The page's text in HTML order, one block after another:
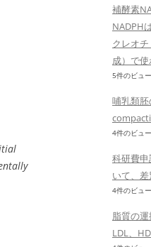
補酵素
NADPH
クレオ
成）で
5件のビュー
哺乳類
4件のビュー
科研費
いて、
4件のビュー
脂質の運
LDL、